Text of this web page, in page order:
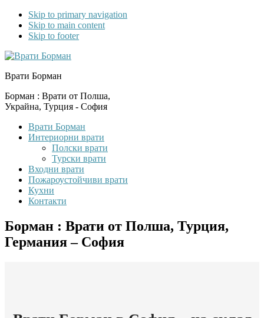
Skip to primary navigation
Skip to main content
Skip to footer
Врати Борман
Борман : Врати от Полша,
Украйна, Турция - София
Врати Борман
Интериорни врати
Полски врати
Турски врати
Входни врати
Пожароустойчиви врати
Кухни
Контакти
Борман : Врати от Полша, Турция,
Германия – София